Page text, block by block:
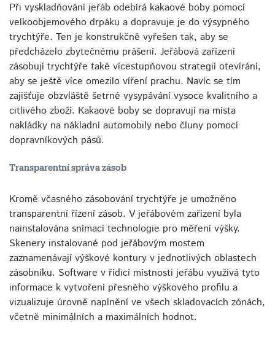
Při vyskladňování jeřáb odebírá kakaové boby pomocí
velkoobjemového drpáku a dopravuje je do výsypného
trychtýře. Ten je konstrukčně vyřešen tak, aby se
předcházelo zbytečnému prášení. Jeřábová zařízení
zásobují trychtýře také vícestupňovou strategií otevírání,
aby se ještě více omezilo víření prachu. Navíc se tím
zajišťuje obzvláště šetrné vysypávání vysoce kvalitního a
citlivého zboží. Kakaové boby se dopravují na místa
nakládky na nákladní automobily nebo čluny pomocí
dopravníkových pásů.
Transparentní správa zásob
Kromě včasného zásobování trychtýře je umožněno
transparentní řízení zásob. V jeřábovém zařízení byla
nainstalována snímací technologie pro měření výšky.
Skenery instalované pod jeřábovým mostem
zaznamenávají výškové kontury v jednotlivých oblastech
zásobníku. Software v řídicí místnosti jeřábu využívá tyto
informace k vytvoření přesného výškového profilu a
vizualizuje úrovně naplnění ve všech skladovacích zónách,
včetně minimálních a maximálních hodnot.